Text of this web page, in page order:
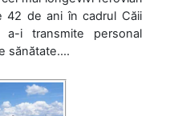
de ani în cadrul Căii
i transmite personal
sănătate....